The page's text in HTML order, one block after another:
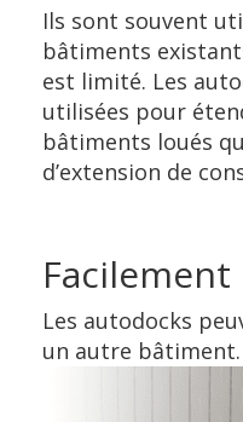
Ils sont souvent
bâtiments
est limité. Les
utilisées pour
bâtiments loués
d’extension de
Les autodocks
un autre bâtiment.